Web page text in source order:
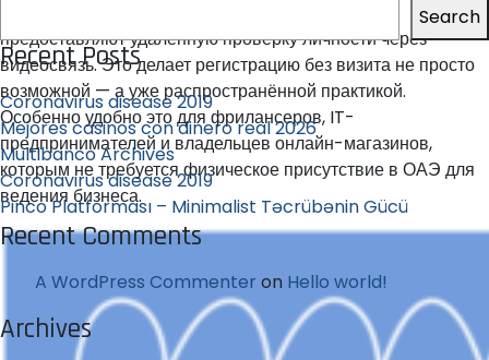
предоставляют удалённую проверку личности через
видеосвязь. Это делает регистрацию без визита не просто
возможной — а уже распространённой практикой.
Особенно удобно это для фрилансеров, IT-
предпринимателей и владельцев онлайн-магазинов,
которым не требуется физическое присутствие в ОАЭ для
ведения бизнеса.
Search
Recent Posts
Coronavirus disease 2019
Mejores casinos con dinero real 2026
Multibanco Archives
Coronavirus disease 2019
Pinco Platforması – Minimalist Təcrübənin Gücü
Recent Comments
A WordPress Commenter on Hello world!
Archives